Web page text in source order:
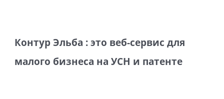
Контур Эльба : это веб-сервис для
малого бизнеса на УСН и патенте